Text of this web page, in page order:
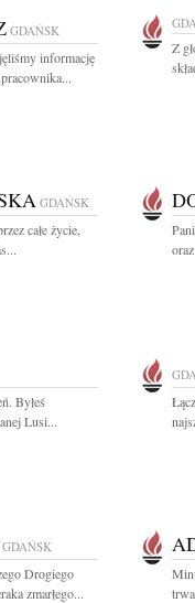
GDAŃSK
informację
Z
GDAŃSK
całe życie,
Byłeś
Lusi...
GDAŃSK
Drogiego
zmarłego...